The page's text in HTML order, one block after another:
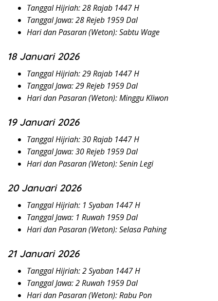
Tanggal Hijriah: 28 Rajab 1447 H
Tanggal Jawa: 28 Rejeb 1959 Dal
Hari dan Pasaran (Weton): Sabtu Wage
18 Januari 2026
Tanggal Hijriah: 29 Rajab 1447 H
Tanggal Jawa: 29 Rejeb 1959 Dal
Hari dan Pasaran (Weton): Minggu Kliwon
19 Januari 2026
Tanggal Hijriah: 30 Rajab 1447 H
Tanggal Jawa: 30 Rejeb 1959 Dal
Hari dan Pasaran (Weton): Senin Legi
20 Januari 2026
Tanggal Hijriah: 1 Syaban 1447 H
Tanggal Jawa: 1 Ruwah 1959 Dal
Hari dan Pasaran (Weton): Selasa Pahing
21 Januari 2026
Tanggal Hijriah: 2 Syaban 1447 H
Tanggal Jawa: 2 Ruwah 1959 Dal
Hari dan Pasaran (Weton): Rabu Pon